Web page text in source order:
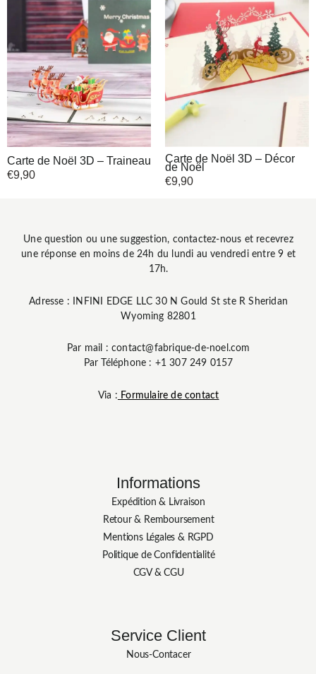
Carte de Noël 3D – Traineau
€9,90
Carte de Noël 3D – Décor
de Noël
€9,90
Une question ou une suggestion, contactez-nous et recevrez
une réponse en moins de 24h du lundi au vendredi entre 9 et
17h.
Adresse : INFINI EDGE LLC 30 N Gould St ste R Sheridan
Wyoming 82801
Par mail : contact@fabrique-de-noel.com
Par Téléphone : +1 307 249 0157
Via : Formulaire de contact
Informations
Expédition & Livraison
Retour & Remboursement
Mentions Légales & RGPD
Politique de Confidentialité
CGV & CGU
Service Client
Nous-Contacer